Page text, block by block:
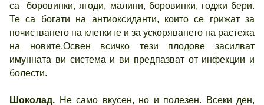
са боровинки, ягоди, малини, боровинки, годжи бери.
Те са богати на антиоксиданти, които се грижат за
почистването на клетките и за ускоряването на растежа
на новите.Освен всичко тези плодове засилват
имунната ви система и ви предпазват от инфекции и
болести.
Шоколад. Не само вкусен, но и полезен. Всеки ден,